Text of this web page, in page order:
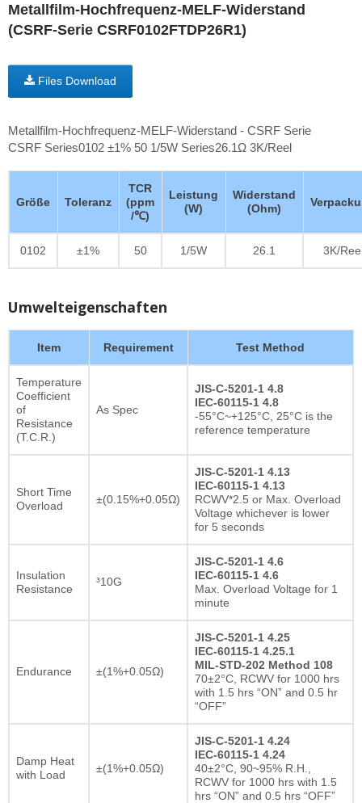
Metallfilm-Hochfrequenz-MELF-Widerstand
(CSRF-Serie CSRF0102FTDP26R1)
Files Download
Metallfilm-Hochfrequenz-MELF-Widerstand - CSRF Serie
CSRF Series0102 ±1% 50 1/5W Series26.1Ω 3K/Reel
Größe Toleranz
TCR
(ppm
/℃)
Leistung
(W)
Widerstand
(Ohm)
0102 ±1% 50 1/5W 26.1 3K/
Umwelteigenschaften
Item Requirement Test Method
Temperature
Coefficient
of
Resistance
(T.C.R.)
As Spec
JIS-C-5201-1 4.8
IEC-60115-1 4.8
-55°C~+125°C, 25°C is the
reference temperature
Short Time
Overload
±(0.15%+0.05Ω)
JIS-C-5201-1 4.13
IEC-60115-1 4.13
RCWV*2.5 or Max. Overload
Voltage whichever is lower
for 5 seconds
Insulation
Resistance
³10G
JIS-C-5201-1 4.6
IEC-60115-1 4.6
Max. Overload Voltage for 1
minute
Endurance ±(1%+0.05Ω)
JIS-C-5201-1 4.25
IEC-60115-1 4.25.1
MIL-STD-202 Method 108
70±2°C, RCWV for 1000 hrs
with 1.5 hrs “ON” and 0.5 hr
“OFF”
Damp Heat
with Load
±(1%+0.05Ω)
JIS-C-5201-1 4.24
IEC-60115-1 4.24
40±2°C, 90~95% R.H.,
RCWV for 1000 hrs with 1.5
hrs “ON” and 0.5 hrs “OFF”